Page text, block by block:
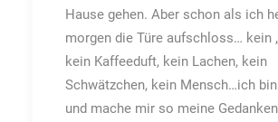
Hause gehen. Aber schon als ich
morgen die Türe aufschloss… kein
kein Kaffeeduft, kein Lachen, kein
Schwätzchen, kein Mensch…ich
und mache mir so meine